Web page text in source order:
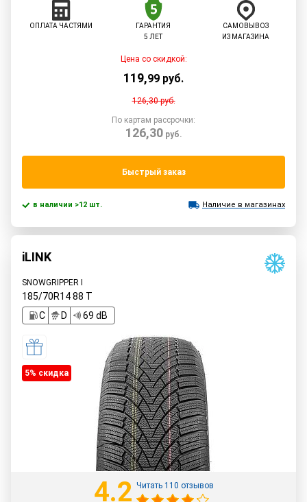
ОПЛАТА ЧАСТЯМИ
ГАРАНТИЯ
5 ЛЕТ
САМОВЫВОЗ
ИЗ МАГАЗИНА
Цена со скидкой:
119,99 руб.
126,30руб.
По картам рассрочки:
126,30руб.
Быстрый заказ
в наличии >12 шт. Наличие в магазинах
iLINK
SNOWGRIPPER I
185/70R1488 T
C
D 69 dB
5% cкидка
4.2 Читать 110 отзывов